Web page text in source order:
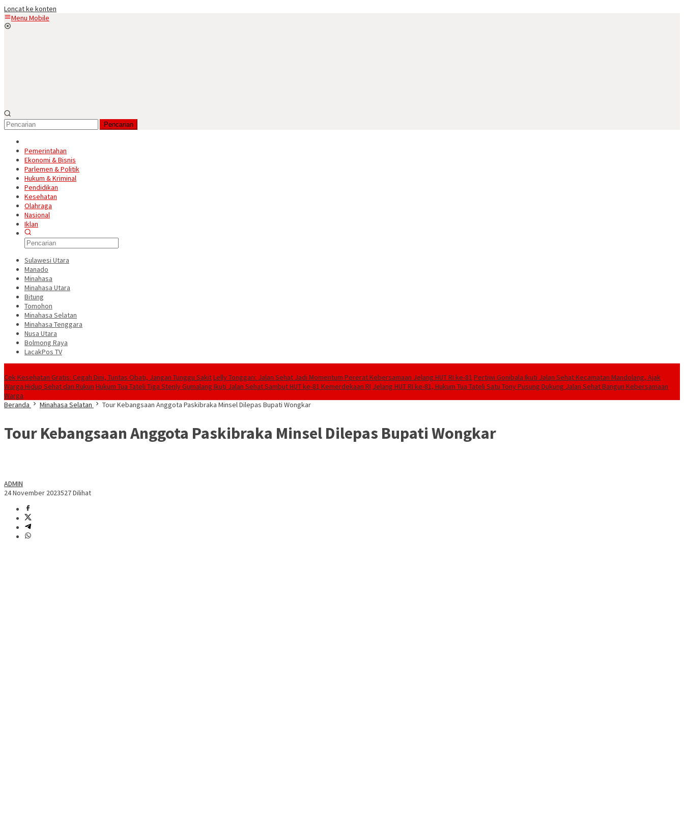
Loncat ke konten
Menu Mobile
Pencarian
Pemerintahan
Ekonomi & Bisnis
Parlemen & Politik
Hukum & Kriminal
Pendidikan
Kesehatan
Olahraga
Nasional
Iklan
Sulawesi Utara
Manado
Minahasa
Minahasa Utara
Bitung
Tomohon
Minahasa Selatan
Minahasa Tenggara
Nusa Utara
Bolmong Raya
LacakPos TV
Cek Kesehatan Gratis: Cegah Dini, Tuntas Obati, Jangan Tunggu SakitLelly Tonggari: Jalan Sehat Jadi Momentum Pererat Kebersamaan Jelang HUT RI ke-81 Pertiwi Gonibala Ikuti Jalan Sehat Kecamatan Mandolang, Ajak
Warga Hidup Sehat dan Rukun Hukum Tua Tateli Tiga Stenly Gumalang Ikuti Jalan Sehat Sambut HUT ke-81 Kemerdekaan RI Jelang HUT RI ke-81, Hukum Tua Tateli Satu Tony Pusung Dukung Jalan Sehat Bangun Kebersamaan
Warga
Beranda
Minahasa Selatan Tour Kebangsaan Anggota Paskibraka Minsel Dilepas Bupati Wongkar
Tour Kebangsaan Anggota Paskibraka Minsel Dilepas Bupati Wongkar
ADMIN
24 November 2023527 Dilihat